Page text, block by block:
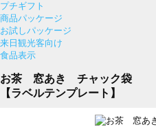
プチギフト
商品パッケージ
お試しパッケージ
来日観光客向け
食品表示
お茶 窓あき チャック袋
【ラベルテンプレート】